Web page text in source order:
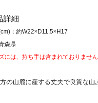
詳細
：約W22×D11.5×H17
森県
には、持ち手は含まれておりません
の山麓に産する丈夫で良質な山